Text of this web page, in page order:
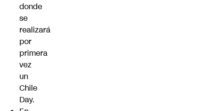
donde
se
realizará
por
primera
vez
un
Chile
Day.